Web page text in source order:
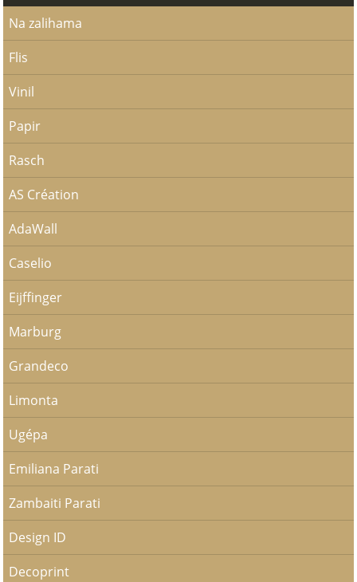
Na zalihama
Flis
Vinil
Papir
Rasch
AS Création
AdaWall
Caselio
Eijffinger
Marburg
Grandeco
Limonta
Ugépa
Emiliana Parati
Zambaiti Parati
Design ID
Decoprint